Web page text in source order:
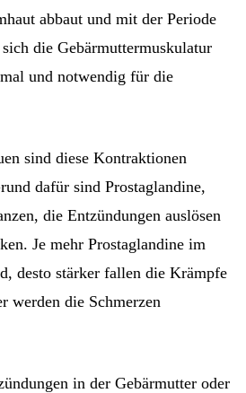
abbaut und mit der Periode
die Gebärmuttermuskulatur
und notwendig für die
sind diese Kontraktionen
dafür sind Prostaglandine,
die Entzündungen auslösen
Je mehr Prostaglandine im
desto stärker fallen die Krämpfe
werden die Schmerzen
in der Gebärmutter oder